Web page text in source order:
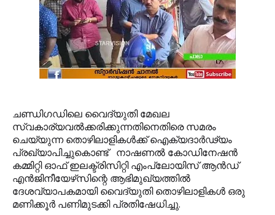
ചണ്ഡിഗഡിലെ വൈദ്യുതി മേഖല
സ്വകാര്യവല്‍ക്കരിക്കുന്നതിനെതിരെ സമരം
ചെയ്യുന്ന തൊഴിലാളികള്‍ക്ക് ഐക്യദാര്‍ഢ്യം
പ്രഖ്യാപിച്ചുകൊണ്ട് നാഷണല്‍ കോഡിനേഷന്‍
കമ്മിറ്റി ഓഫ് ഇലക്ട്രിസിറ്റി എംപ്ലോയിസ് ആന്‍ഡ്
എന്‍ജിനീയേഴ്‌സിന്റെ ആഭിമുഖ്യത്തില്‍
ദേശവ്യാപകമായി വൈദ്യുതി തൊഴിലാളികള്‍ ഒരു
മണിക്കൂര്‍ പണിമുടക്കി പ്രതിഷേധിച്ചു.